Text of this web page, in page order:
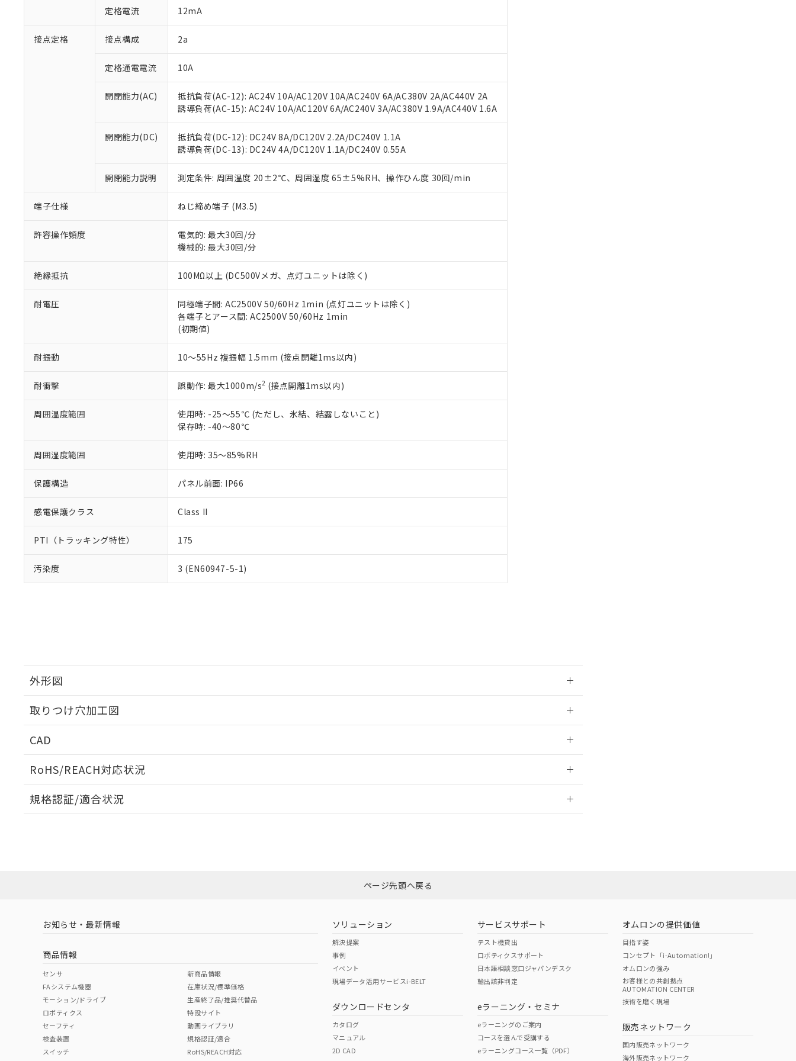
定格電流 12mA
接点定格 接点構成 2a
定格通電電流 10A
開閉能力(AC)
抵抗負荷(AC-12): AC24V 10A/AC120V 10A/AC240V 6A/AC380V 2A/AC440V 2A
誘導負荷(AC-15): AC24V 10A/AC120V 6A/AC240V 3A/AC380V 1.9A/AC440V 1.6A
開閉能力(DC)
抵抗負荷(DC-12): DC24V 8A/DC120V 2.2A/DC240V 1.1A
誘導負荷(DC-13): DC24V 4A/DC120V 1.1A/DC240V 0.55A
開閉能力説明 測定条件: 周囲温度 20±2℃、周囲湿度 65±5%RH、操作ひん度 30回/min
端子仕様 ねじ締め端子 (M3.5)
許容操作頻度
電気的: 最大30回/分
機械的: 最大30回/分
絶縁抵抗 100MΩ以上 (DC500Vメガ、点灯ユニットは除く)
耐電圧
同極端子間: AC2500V 50/60Hz 1min (点灯ユニットは除く)
各端子とアース間: AC2500V 50/60Hz 1min
(初期値)
耐振動 10～55Hz 複振幅 1.5mm (接点開離1ms以内)
耐衝撃 誤動作: 最大1000m/s2 (接点開離1ms以内)
周囲温度範囲
使用時: -25～55℃ (ただし、氷結、結露しないこと)
保存時: -40～80℃
周囲湿度範囲 使用時: 35～85%RH
保護構造 パネル前面: IP66
感電保護クラス Class II
PTI（トラッキング特性） 175
汚染度 3 (EN60947-5-1)
外形図
取りつけ穴加工図
CAD
RoHS/REACH対応状況
EU RoHS 注意事項・凡例
ダウンロードはこちら
中国 RoHS 注意事項・凡例
中国 RoHS表
Pb Hg Cr(VI)
O O
規格認証/適合状況
い。
正式な納期状況および標準価格はお客様のお取引先、またはお客様担当のオムロン制御機器販売店・
当社販売員にご相談ください。
オムロン制御機器販売店や当社販売拠点は「販売ネットワーク
」をご確認ください。
在庫状況および標準価格結果を当社の事前の承諾なく第三者に漏洩または開示しないようお願いしま
す。
マイパーツ機能（部品リスト作成サービス）をご利用いただくには、I-Webメンバーズにご登録され
お客様が当ウェブサイト上で当社にご登録された部品リストについて、当社および当社の共同利用者
が、当社の製品・サービスに関するお客様との取引・商談に必要な範囲で利用することをご了承くだ
さい。
※当社の共同利用者とは、"個人情報の共同利用に関して"
の「1.共同利用者の範囲」に記載されて
いる法人を指します。
但し、RoHS指令で産業用監視および制御機器に対する適用除外項目は除く。
※2 対応予定月
部品在庫の切り替え状況などにより、予定月が前後することがあります。
※3 非含有証明書ダウンロード
下記の非含有証明書をダウンロードすることができます。
EU RoHS指令（10物質）の非含有証明書
51物質の非含有証明書（当社基準）
※本証明書は発行日時点で非含有を証明するもので、過去に遡って非含有を証明するものではありません。
また、RoHS指令のフタル酸エステル類４物質の対応では、対応完了までの期間は出荷製品に未対応品が
混在することから備考欄に対応日を記載しておりました。
既に当社にて対応品への在庫切替を完了していることから、特段のことがない限り、2022年1月12日よ
り割愛しております。
「○」：最大均質材料含有率が中国RoHSの基準値以下であることを示します。
「×」：最大均質材料含有率が中国RoHSの基準値を超えていることを示します。
*中国RoHS10物質の基準値 (GB/T26572)：
Pb(鉛) :1000ppm、 Hg(水銀) : 1000ppm、 Cd(カドミウム) : 100ppm、
Cr(Ⅵ)(六価クロム) : 1000ppm、 PBBs(ポリ臭化ビフェニル類) : 1000ppm、 PBDEs(ポリ臭化ジフェニルエーテル類) : 1000ppm、
DBP(フタル酸ジブチル) : 1000ppm、 DIBP(フタル酸ジイソブチル) : 1000ppm、 BBP(フタル酸ブチルベンジル) : 1000ppm、
DEHP(フタル酸ビス(2-エチルヘキシル)) : 1000ppm
※2 環境保護使用期限
「ｅ」：有害物質（10物質）のすべてが基準値以下であることを示します。
「10」：通常の使用状況下において有害物質が外部に漏えいし、環境に深刻な影響を及ぼさない年数を意
味します。
当社は、これら貴社製品のうち、外国為替および外国貿易法に定める商品（以下｢規制貨物等」とい
当社は貴社製品を、核兵器、ミサイル、化学兵器、生物兵器またはその他武器並びにこれらの製造装
置等に一切使用いたしません。
当社は、貴社製品を第三者に販売する場合は、上記1、2および3の内容を当該第三者に通知します。
また当社は、販売先および販売に係わる関係者が違法に輸出するおそれがある場合は、取り引きをい
たしません。
号
○ 一定数以上の在庫あり
△ 一定数には満たないが在庫あり
－
在庫なし(最新の在庫状況については、お客様のお取引先、またはお客様担当のオムロン制御
機器販売店・当社販売員にご確認ください)
空
白
受注生産機種、また在庫状況の情報を公開していない機種
ページ先頭へ戻る
お知らせ・最新情報
商品情報
センサ
FAシステム機器
モーション/ドライブ
ロボティクス
セーフティ
検査装置
スイッチ
新商品情報
在庫状況/標準価格
生産終了品/推奨代替品
特設サイト
動画ライブラリ
規格認証/適合
RoHS/REACH対応
ソリューション
解決提案
事例
イベント
現場データ活用サービスi-BELT
ダウンロードセンタ
カタログ
マニュアル
2D CAD
サービスサポート
テスト機貸出
ロボティクスサポート
日本語相談窓口ジャパンデスク
輸出該非判定
eラーニング・セミナ
eラーニングのご案内
コースを選んで受講する
eラーニングコース一覧（PDF）
オムロンの提供価値
目指す姿
コンセプト「i-Automation!」
オムロンの強み
お客様との共創拠点
AUTOMATION CENTER
技術を磨く現場
販売ネットワーク
国内販売ネットワーク
海外販売ネットワーク